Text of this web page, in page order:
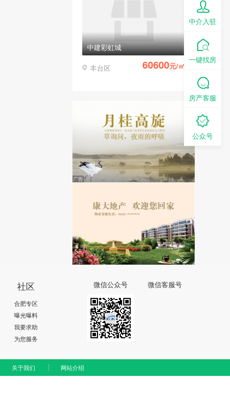
中建彩虹城
丰台区 60600元/㎡
社区
合肥专区
曝光曝料
我要求助
为您服务
微信公众号 微信客服号
关于我们 网站介绍
中介入驻
一键找房
房产客服
公众号